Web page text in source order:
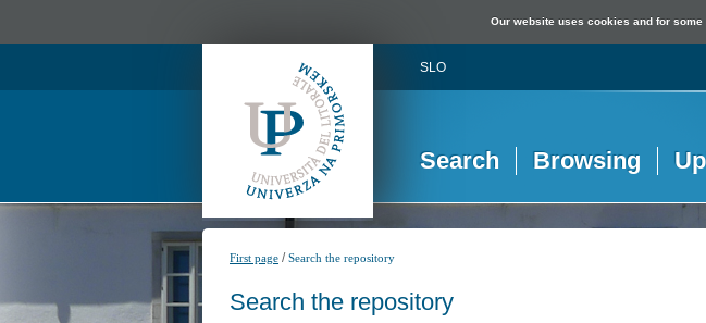
Our website uses cookies and for
SLO
Search Browsing
First page /Search the repository
Search the repository